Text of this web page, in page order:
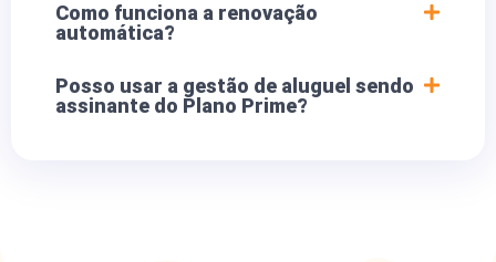
Como funciona a renovação
automática?
Posso usar a gestão de aluguel sendo
assinante do Plano Prime?